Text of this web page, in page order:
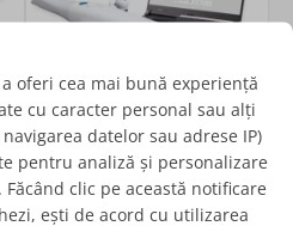
Scanner intraoral Medit
i700 Wireless + Scaner
facial 3D OBI + Laptop
High-End
lipsa stoc
oferi cea mai bună experiență
cu caracter personal sau alți
datelor sau adrese IP)
pentru analiză și personalizare
clic pe această notificare
ești de acord cu utilizarea